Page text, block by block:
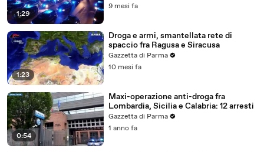
1:29
9 mesi fa
1:23
Droga e armi, smantellata rete di
spaccio fra Ragusa e Siracusa
Gazzetta di Parma
10 mesi fa
0:54
Maxi-operazione anti-droga fra
Lombardia, Sicilia e Calabria: 12 arresti
Gazzetta di Parma
1 anno fa